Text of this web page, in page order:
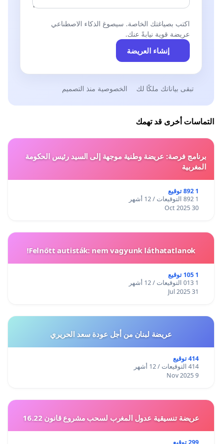
الضغط او التدخل الأجنبي في القرار الوطني.
اكتب بصياغتك الخاصة. سيصوغ الذكاء الاصطناعي
عريضة قوية نيابةً عنك.
إنشاء العريضة
تبقى بياناتك ملكًا لك الخصوصية منذ التصميم
التماسات أخرى قد تهمك
برنامج فرصة: عريضة وطنية موجهة إلى السيد رئيس الحكومة
المغربية
1 892 توقيع
1 892 التوقيعات / 12 أشهر
30 Oct 2025
Felnőtt autisták: nem vagyunk láthatatlanok!
1 105 توقيع
1 013 التوقيعات / 12 أشهر
31 Jul 2025
عريضة لبنان من أجل عودة سعد الحريري
414 توقيع
414 التوقيعات / 12 أشهر
9 Nov 2025
عريضة تنسيقية عدول المغرب لسحب مشروع قانون 16.22
299 توقيع